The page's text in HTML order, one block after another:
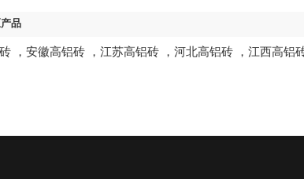
品
， 安徽高铝砖 ， 江苏高铝砖 ， 河北高铝砖 ， 江西高铝